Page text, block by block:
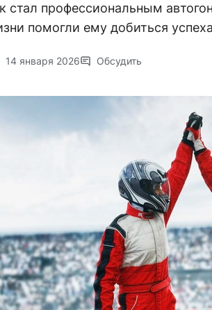
стал профессиональным
помогли ему добиться
14 января 2026 Обсудить